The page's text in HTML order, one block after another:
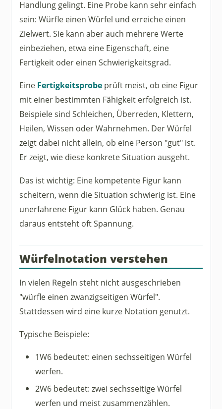
Handlung gelingt. Eine Probe kann sehr einfach
sein: Würfle einen Würfel und erreiche einen
Zielwert. Sie kann aber auch mehrere Werte
einbeziehen, etwa eine Eigenschaft, eine
Fertigkeit oder einen Schwierigkeitsgrad.
Eine Fertigkeitsprobe prüft meist, ob eine Figur
mit einer bestimmten Fähigkeit erfolgreich ist.
Beispiele sind Schleichen, Überreden, Klettern,
Heilen, Wissen oder Wahrnehmen. Der Würfel
zeigt dabei nicht allein, ob eine Person "gut" ist.
Er zeigt, wie diese konkrete Situation ausgeht.
Das ist wichtig: Eine kompetente Figur kann
scheitern, wenn die Situation schwierig ist. Eine
unerfahrene Figur kann Glück haben. Genau
daraus entsteht oft Spannung.
Würfelnotation verstehen
In vielen Regeln steht nicht ausgeschrieben
"würfle einen zwanzigseitigen Würfel".
Stattdessen wird eine kurze Notation genutzt.
Typische Beispiele:
1W6 bedeutet: einen sechsseitigen Würfel
werfen.
2W6 bedeutet: zwei sechsseitige Würfel
werfen und meist zusammenzählen.